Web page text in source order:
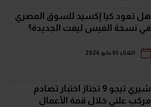
هل تعود كيا إكسيد للسوق المصري
في نسخة الفيس ليفت الجديدة؟
الثلاثاء 05 مايو 2026
شيري تيجو 9 تجتاز اختبار تصادم
مركب علني خلال قمة الأعمال